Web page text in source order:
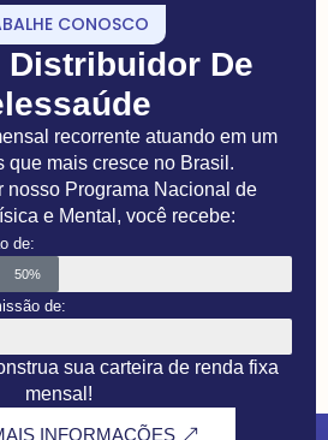
CONOSCO
Distribuidor De
recorrente atuando em um
que mais cresce no Brasil.
nosso Programa Nacional de
e Mental, você recebe:
de:
50%
de:
sua carteira de renda fixa
mensal!
INFORMAÇÕES